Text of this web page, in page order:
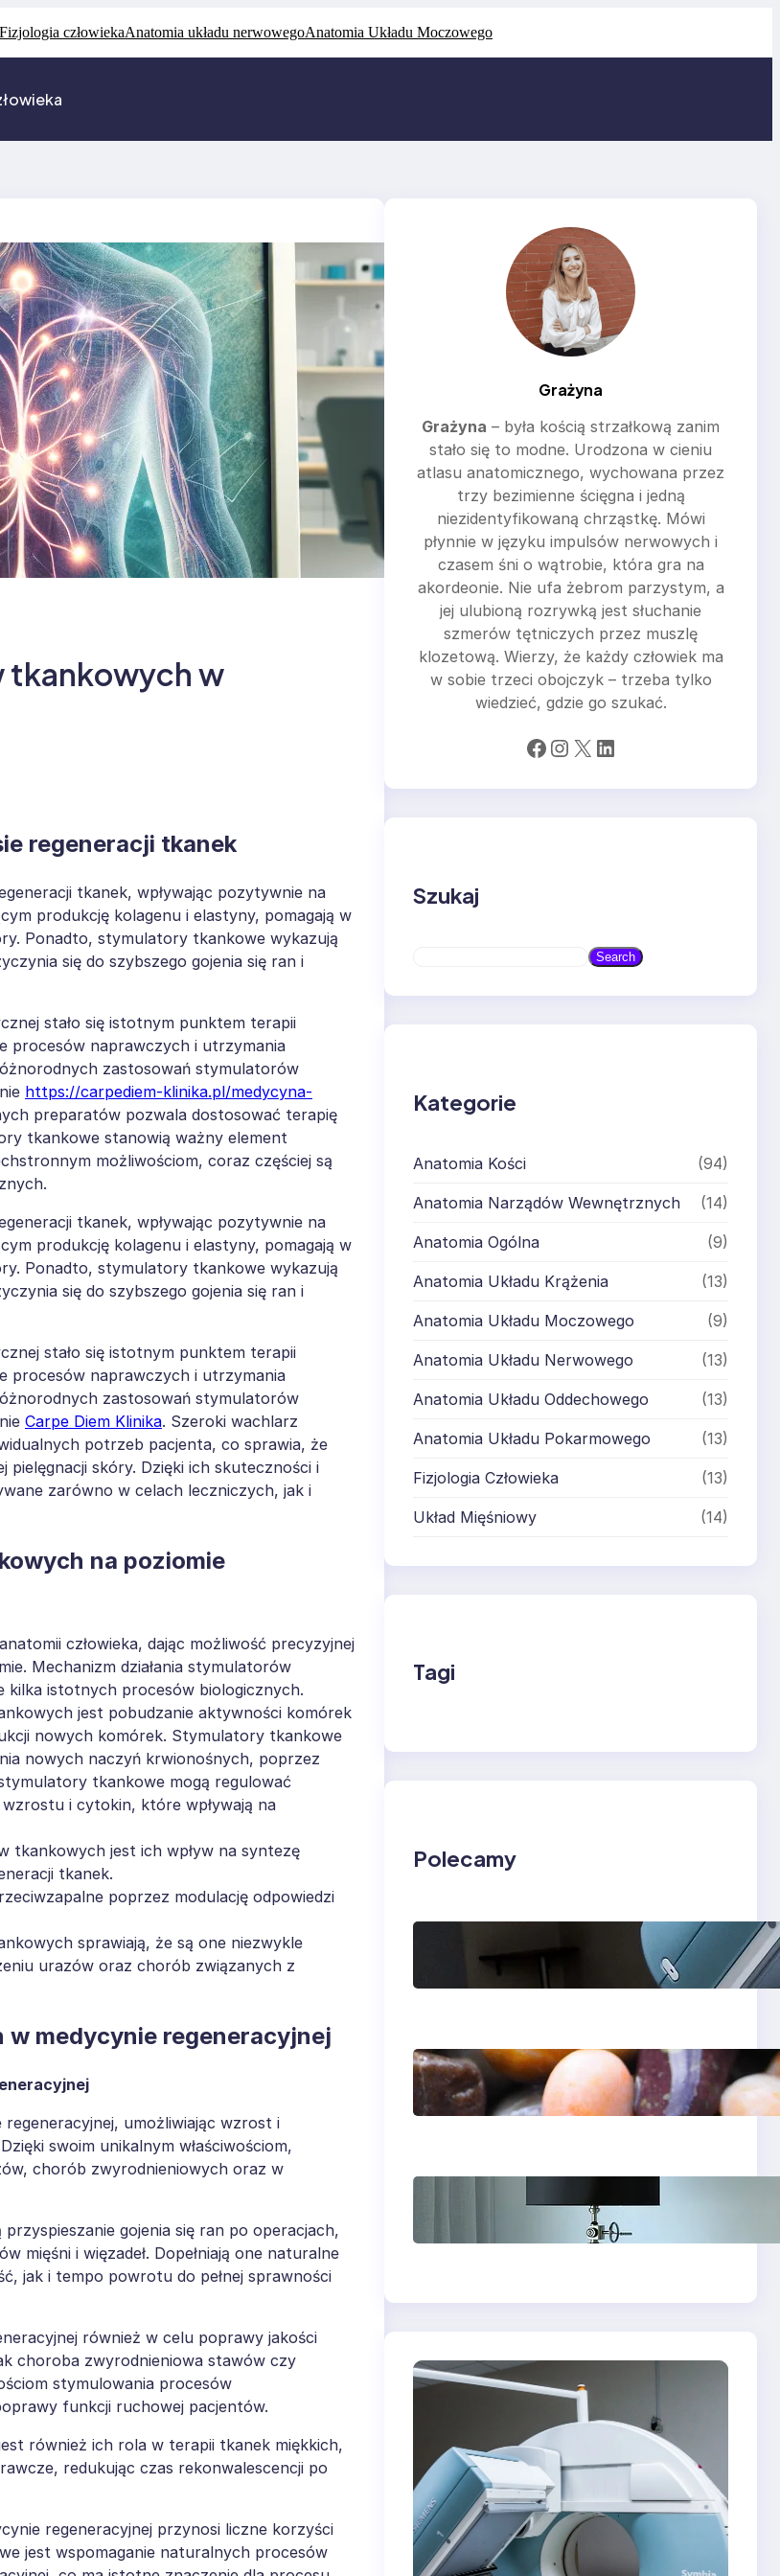
Fizjologia człowiekaAnatomia układu nerwowegoAnatomia Układu Moczowego
tkankowych w
regeneracji tkanek
tkanek, wpływając pozytywnie na
produkcję kolagenu i elastyny, pomagają w
Ponadto, stymulatory tkankowe wykazują
się do szybszego gojenia się ran i
stało się istotnym punktem terapii
procesów naprawczych i utrzymania
zastosowań stymulatorów
https://carpediem-klinika.pl/medycyna-
preparatów pozwala dostosować terapię
tkankowe stanowią ważny element
możliwościom, coraz częściej są
tkanek, wpływając pozytywnie na
produkcję kolagenu i elastyny, pomagają w
Ponadto, stymulatory tkankowe wykazują
się do szybszego gojenia się ran i
stało się istotnym punktem terapii
procesów naprawczych i utrzymania
zastosowań stymulatorów
Carpe Diem Klinika. Szeroki wachlarz
potrzeb pacjenta, co sprawia, że
skóry. Dzięki ich skuteczności i
zarówno w celach leczniczych, jak i
na poziomie
człowieka, dając możliwość precyzyjnej
Mechanizm działania stymulatorów
kilka istotnych procesów biologicznych.
jest pobudzanie aktywności komórek
nowych komórek. Stymulatory tkankowe
nowych naczyń krwionośnych, poprzez
tkankowe mogą regulować
i cytokin, które wpływają na
tkankowych jest ich wpływ na syntezę
tkanek.
poprzez modulację odpowiedzi
sprawiają, że są one niezwykle
urazów oraz chorób związanych z
medycynie regeneracyjnej
umożliwiając wzrost i
swoim unikalnym właściwościom,
chorób zwyrodnieniowych oraz w
gojenia się ran po operacjach,
mięśni i więzadeł. Dopełniają one naturalne
jak i tempo powrotu do pełnej sprawności
również w celu poprawy jakości
choroba zwyrodnieniowa stawów czy
stymulowania procesów
funkcji ruchowej pacjentów.
również ich rola w terapii tkanek miękkich,
redukując czas rekonwalescencji po
regeneracyjnej przynosi liczne korzyści
jest wspomaganie naturalnych procesów
Grażyna
Grażyna – była kością strzałkową zanim
stało się to modne. Urodzona w cieniu
atlasu anatomicznego, wychowana przez
trzy bezimienne ścięgna i jedną
niezidentyfikowaną chrząstkę. Mówi
płynnie w języku impulsów nerwowych i
czasem śni o wątrobie, która gra na
akordeonie. Nie ufa żebrom parzystym, a
jej ulubioną rozrywką jest słuchanie
szmerów tętniczych przez muszlę
klozetową. Wierzy, że każdy człowiek ma
w sobie trzeci obojczyk – trzeba tylko
wiedzieć, gdzie go szukać.
Facebook Instagram X LinkedIn
Szukaj
a
Search
Kategorie
Anatomia Kości (94)
Anatomia Narządów Wewnętrznych (14)
Anatomia Ogólna (9)
Anatomia Układu Krążenia (13)
Anatomia Układu Moczowego (9)
Anatomia Układu Nerwowego (13)
Anatomia Układu Oddechowego (13)
Anatomia Układu Pokarmowego (13)
Fizjologia Człowieka (13)
Układ Mięśniowy (14)
Tagi
Polecamy
magnetyczny w
Lesznie i Zielonej
Ile kosztuje aparat
ortodontyczny —
przewodnik po
psychodynamiczna
w Bydgoszczy — jak
gabinet